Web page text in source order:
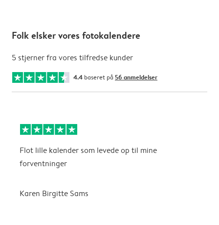
Folk elsker vores fotokalendere
5 stjerner fra vores tilfredse kunder
4.4 baseret på 56 anmeldelser
Flot lille kalender som levede op til mine
forventninger
Karen Birgitte Sams